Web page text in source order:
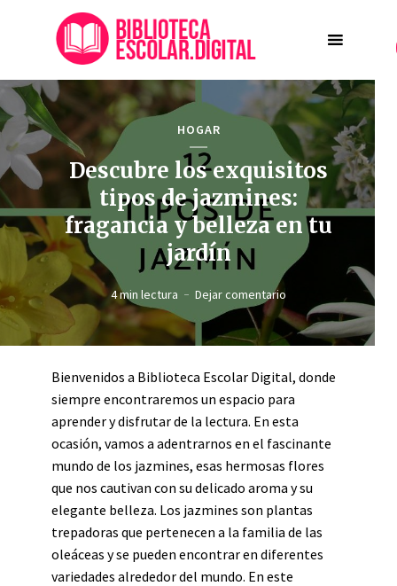
HOGAR
Descubre los exquisitos
tipos de jazmines:
fragancia y belleza en tu
jardín
4 min lectura Dejar comentario
Bienvenidos a Biblioteca Escolar Digital, donde
siempre encontraremos un espacio para
aprender y disfrutar de la lectura. En esta
ocasión, vamos a adentrarnos en el fascinante
mundo de los jazmines, esas hermosas flores
que nos cautivan con su delicado aroma y su
elegante belleza. Los jazmines son plantas
trepadoras que pertenecen a la familia de las
oleáceas y se pueden encontrar en diferentes
variedades alrededor del mundo. En este